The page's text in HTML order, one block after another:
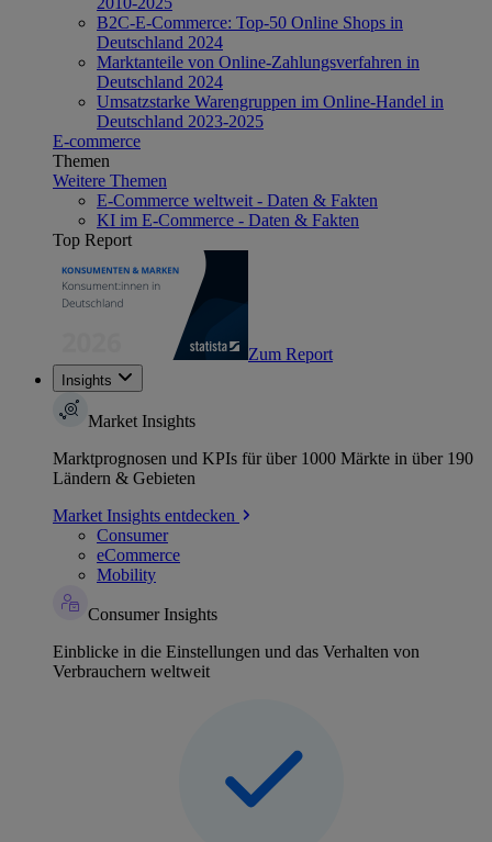
B2C-E-Commerce: Top-50 Online Shops in
Deutschland 2024
Marktanteile von Online-Zahlungsverfahren in
Deutschland 2024
Umsatzstarke Warengruppen im Online-Handel in
Deutschland 2023-2025
E-commerce
Themen
Weitere Themen
E-Commerce weltweit - Daten & Fakten
KI im E-Commerce - Daten & Fakten
Top Report
Zum Report
Insights
Market Insights
Marktprognosen und KPIs für über 1000 Märkte in über 190
Ländern & Gebieten
Market Insights entdecken
Consumer
eCommerce
Mobility
Consumer Insights
Einblicke in die Einstellungen und das Verhalten von
Verbrauchern weltweit